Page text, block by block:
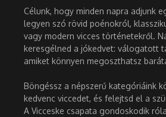
Célunk, hogy minden napra adjunk
legyen szó rövid poénokról,
vagy modern vicces történetekről.
keresgélned a jókedvet: válogatott
amiket könnyen megoszthatsz
Böngéssz a népszerű kategóriáink
kedvenc viccedet, és felejtsd el a
A Vicceske csapata gondoskodik